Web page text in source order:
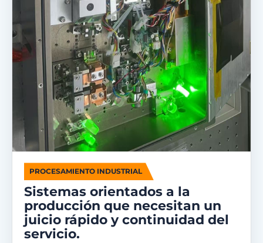
PROCESAMIENTO INDUSTRIAL
Sistemas orientados a la
producción que necesitan un
juicio rápido y continuidad del
servicio.